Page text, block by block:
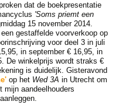
dat de boekpresentatie
'Soms priemt een
15 november 2014.
gestaffelde voorverkoop op
voor deel 3 in juli
in september € 16,95, in
De winkelprijs wordt straks €
is duidelijk. Gisteravond
op het Wed 3A in Utrecht om
mijn aandeelhouders